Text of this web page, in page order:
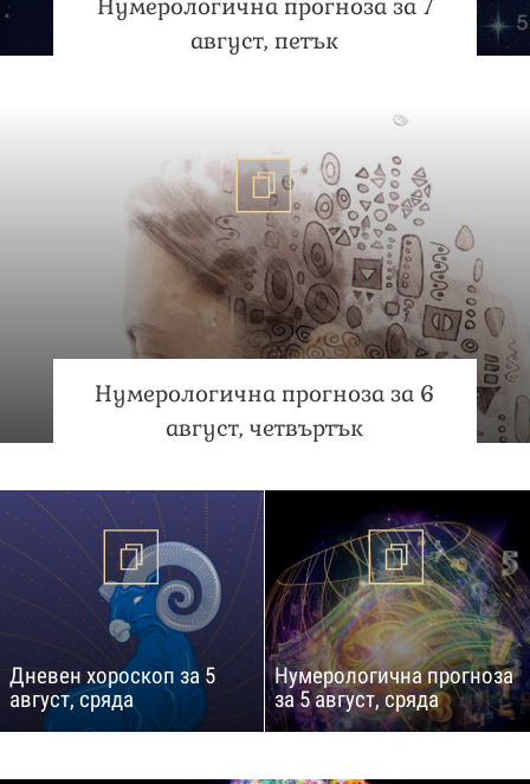
Нумерологична прогноза за 7
август, петък
Нумерологична прогноза за 6
август, четвъртък
Дневен хороскоп за 5
август, сряда
Нумерологична прогноза
за 5 август, сряда